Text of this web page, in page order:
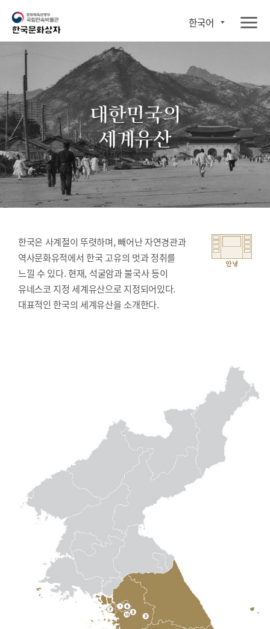
한국어
대한민국의
세계유산
한국은 사계절이 뚜렷하며, 빼어난 자연경관과
역사문화유적에서 한국 고유의 멋과 정취를
느낄 수 있다. 현재, 석굴암과 불국사 등이
유네스코 지정 세계유산으로 지정되어있다.
대표적인 한국의 세계유산을 소개한다.
안녕